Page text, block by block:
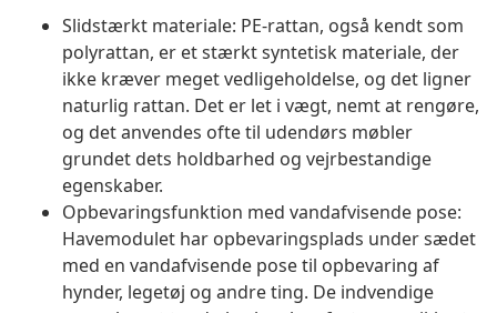
Slidstærkt materiale: PE-rattan, også kendt som
polyrattan, er et stærkt syntetisk materiale, der
ikke kræver meget vedligeholdelse, og det ligner
naturlig rattan. Det er let i vægt, nemt at rengøre,
og det anvendes ofte til udendørs møbler
grundet dets holdbarhed og vejrbestandige
egenskaber.
Opbevaringsfunktion med vandafvisende pose:
Havemodulet har opbevaringsplads under sædet
med en vandafvisende pose til opbevaring af
hynder, legetøj og andre ting. De indvendige